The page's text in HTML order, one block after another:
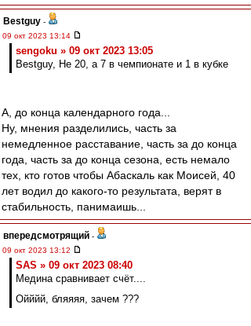
Bestguy -
09 окт 2023 13:14
sengoku » 09 окт 2023 13:05
Bestguy, Не 20, а 7 в чемпионате и 1 в кубке
А, до конца календарного года...
Ну, мнения разделились, часть за
немедленное расставание, часть за до конца
года, часть за до конца сезона, есть немало
тех, кто готов чтобы Абаскаль как Моисей, 40
лет водил до какого-то результата, верят в
стабильность, панимаишь...
впередсмотрящий -
09 окт 2023 13:12
SAS » 09 окт 2023 08:40
Медина сравнивает счёт....
Ойййй, бляяяя, зачем ???